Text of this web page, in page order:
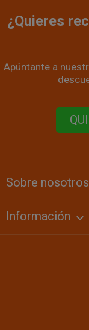
¿Quieres
Apúntante a
Sobre nosotros
Información 